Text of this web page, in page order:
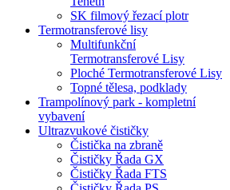
SK filmový řezací plotr
Termotransferové lisy
Multifunkční
Termotransferové Lisy
Ploché Termotransferové Lisy
Topné tělesa, podklady
Trampolínový park - kompletní
vybavení
Ultrazvukové čističky
Čistička na zbraně
Čističky Řada GX
Čističky Řada FTS